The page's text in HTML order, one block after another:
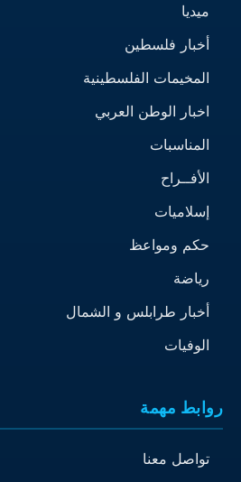
ميديا
أخبار فلسطين
المخيمات الفلسطينية
اخبار الوطن العربي
المناسبات
الأفــراح
إسلاميات
حكم ومواعظ
رياضة
أخبار طرابلس و الشمال
الوفيات
روابط مهمة
تواصل معنا